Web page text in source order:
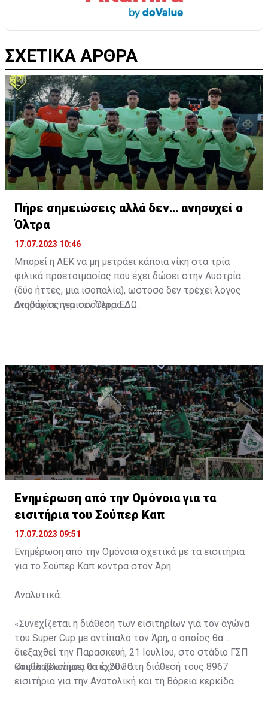
ΣΧΕΤΙΚΑ ΑΡΘΡΑ
Πήρε σημειώσεις αλλά δεν… ανησυχεί ο
Όλτρα
17.07.2023 10:46
Μπορεί η ΑΕΚ να μη μετράει κάποια νίκη στα τρία
φιλικά προετοιμασίας που έχει δώσει στην Αυστρία
(δύο ήττες, μια ισοπαλία), ωστόσο δεν τρέχει λόγος
ανησυχίας για τον Όλτρα.
Διαβάστε περισσότεραΕΔΩ.
Ενημέρωση από την Ομόνοια για τα
εισιτήρια του Σούπερ Καπ
17.07.2023 09:51
Ενημέρωση από την Ομόνοια σχετικά με τα εισιτήρια
για το Σούπερ Καπ κόντρα στον Άρη.
Αναλυτικά:
«Συνεχίζεται η διάθεση των εισιτηρίων για τον αγώνα
του Super Cup με αντίπαλο τον Άρη, ο οποίος θα
διεξαχθεί την Παρασκευή, 21 Ιουλίου, στο στάδιο ΓΣΠ
και θα ξεκινήσει στις 20:30.
Οι φίλαθλοί μας θα έχουν στη διάθεσή τους 8967
εισιτήρια για την Ανατολική και τη Βόρεια κερκίδα.